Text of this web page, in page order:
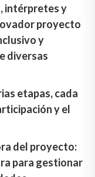
intérpretes y
proyecto
y
diversas
etapas, cada
y el
del proyecto:
para gestionar